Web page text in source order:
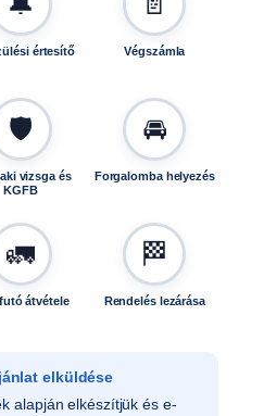
értesítő Végszámla
🛡️
vizsga és
KGFB
🚘
Forgalomba helyezés
🚛
átvétele
🏁
Rendelés lezárása
elküldése
alapján elkészítjük és e-